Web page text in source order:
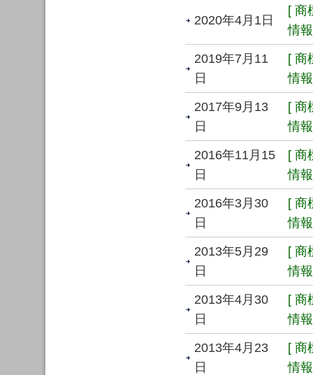
2020年4月1日
[ 商
情
2019年7月11
日
[ 商
情
2017年9月13
日
[ 商
情
2016年11月15
日
[ 商
情
2016年3月30
日
[ 商
情
2013年5月29
日
[ 商
情
2013年4月30
日
[ 商
情
2013年4月23
日
[ 商
情